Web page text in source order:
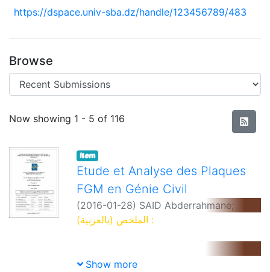
https://dspace.univ-sba.dz/handle/123456789/483
Browse
Recent Submissions
Now showing 1 - 5 of 116
Item
Etude et Analyse des Plaques
FGM en Génie Civil
(2016-01-28) SAID Abderrahmane;
Encadreur: AMEUR Mohammed
الملخص (بالعربية) :
Show more